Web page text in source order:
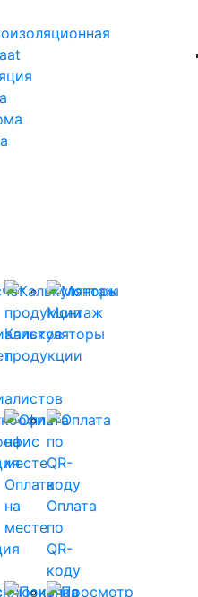
Калькуляторы
продукции
Монтаж
Оплата
на
месте
Оплата
по
QR-
коду